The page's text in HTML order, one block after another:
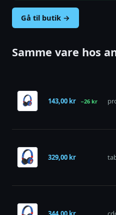
Gå til butik →
Samme vare hos
143,00 kr −26 kr
329,00 kr